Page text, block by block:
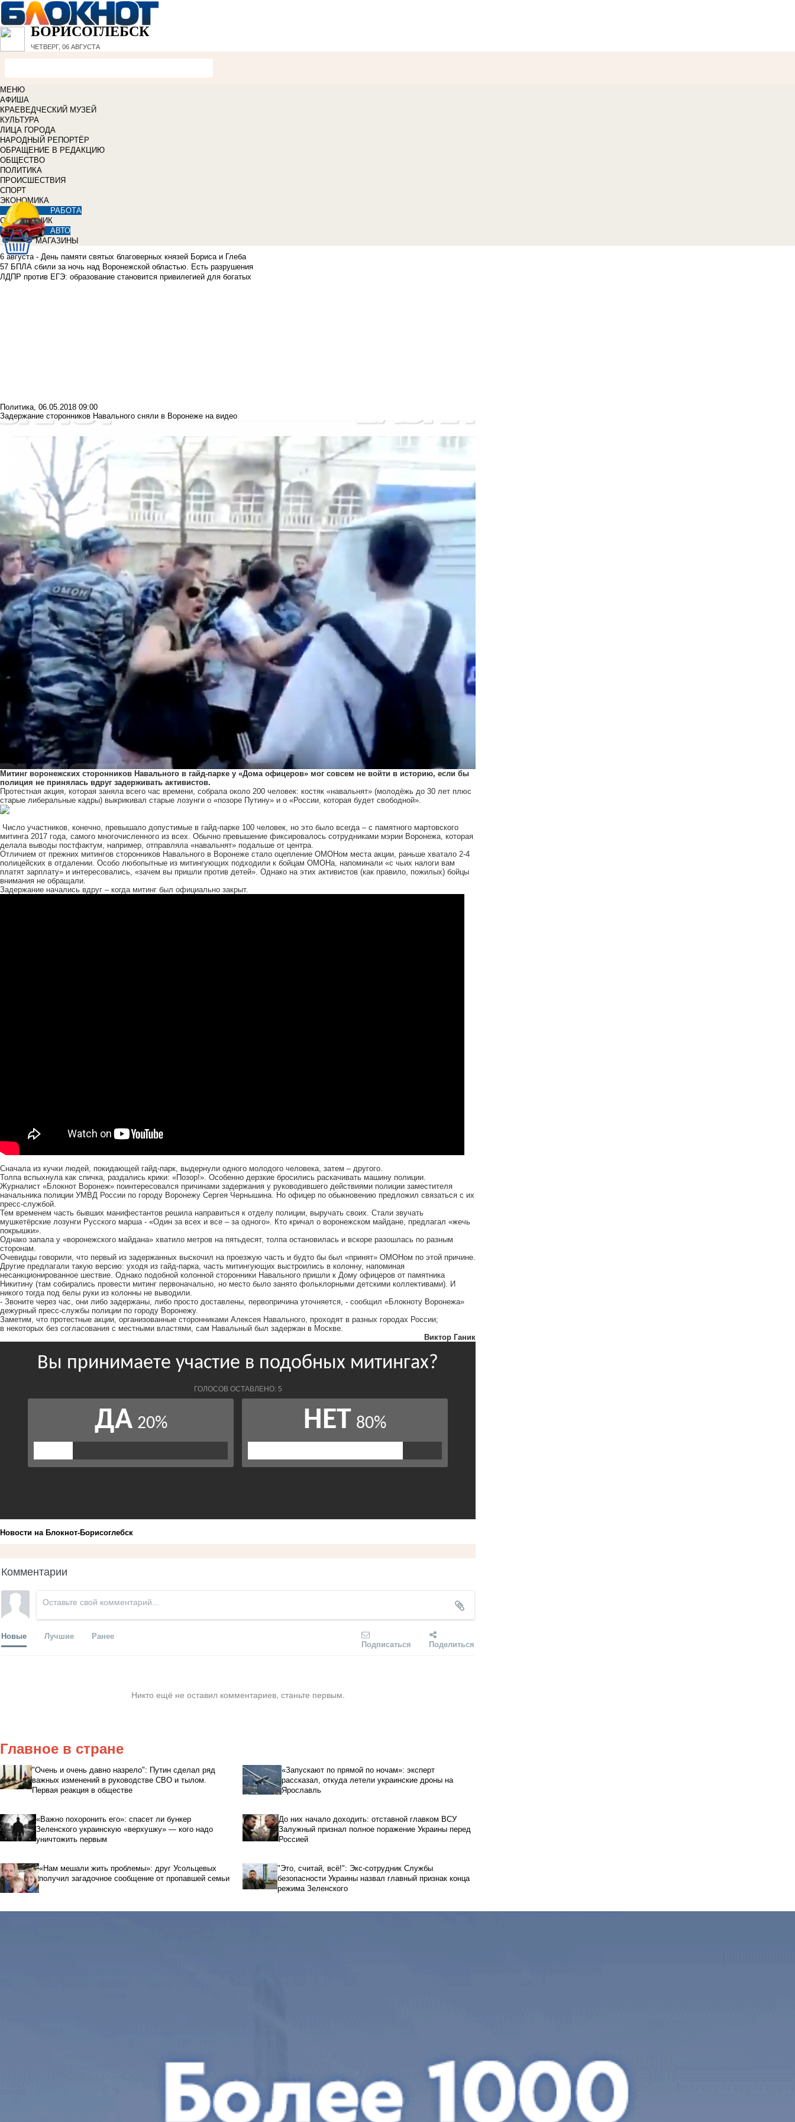
БОРИСОГЛЕБСК
ЧЕТВЕРГ, 06 АВГУСТА
МЕНЮ
АФИША
КРАЕВЕДЧЕСКИЙ МУЗЕЙ
КУЛЬТУРА
ЛИЦА ГОРОДА
НАРОДНЫЙ РЕПОРТЁР
ОБРАЩЕНИЕ В РЕДАКЦИЮ
ОБЩЕСТВО
ПОЛИТИКА
ПРОИСШЕСТВИЯ
СПОРТ
ЭКОНОМИКА
РАБОТА
СПРАВОЧНИК
АВТО
МАГАЗИНЫ
6 августа - День памяти святых благоверных князей Бориса и Глеба
57 БПЛА сбили за ночь над Воронежской областью. Есть разрушения
ЛДПР против ЕГЭ: образование становится привилегией для богатых
Политика, 06.05.2018 09:00
Задержание сторонников Навального сняли в Воронеже на видео
Митинг воронежских сторонников Навального в гайд-парке у «Дома офицеров» мог совсем не войти в историю, если бы
полиция не принялась вдруг задерживать активистов.
Протестная акция, которая заняла всего час времени, собрала около 200 человек: костяк «навальнят» (молодёжь до 30 лет плюс
старые либеральные кадры) выкрикивал старые лозунги о «позоре Путину» и о «России, которая будет свободной».
Число участников, конечно, превышало допустимые в гайд-парке 100 человек, но это было всегда – с памятного мартовского
митинга 2017 года, самого многочисленного из всех. Обычно превышение фиксировалось сотрудниками мэрии Воронежа, которая
делала выводы постфактум, например, отправляла «навальнят» подальше от центра.
Отличием от прежних митингов сторонников Навального в Воронеже стало оцепление ОМОНом места акции, раньше хватало 2-4
полицейских в отдалении. Особо любопытные из митингующих подходили к бойцам ОМОНа, напоминали «с чьих налоги вам
платят зарплату» и интересовались, «зачем вы пришли против детей». Однако на этих активистов (как правило, пожилых) бойцы
внимания не обращали.
Задержание начались вдруг – когда митинг был официально закрыт.
Сначала из кучки людей, покидающей гайд-парк, выдернули одного молодого человека, затем – другого.
Толпа вспыхнула как спичка, раздались крики: «Позор!». Особенно дерзкие бросились раскачивать машину полиции.
Журналист «Блокнот Воронеж» поинтересовался причинами задержания у руководившего действиями полиции заместителя
начальника полиции УМВД России по городу Воронежу Сергея Чернышина. Но офицер по обыкновению предложил связаться с их
пресс-службой.
Тем временем часть бывших манифестантов решила направиться к отделу полиции, выручать своих. Стали звучать
мушкетёрские лозунги Русского марша - «Один за всех и все – за одного». Кто кричал о воронежском майдане, предлагал «жечь
покрышки».
Однако запала у «воронежского майдана» хватило метров на пятьдесят, толпа остановилась и вскоре разошлась по разным
сторонам.
Очевидцы говорили, что первый из задержанных выскочил на проезжую часть и будто бы был «принят» ОМОНом по этой причине.
Другие предлагали такую версию: уходя из гайд-парка, часть митингующих выстроились в колонну, напоминая
несанкционированное шествие. Однако подобной колонной сторонники Навального пришли к Дому офицеров от памятника
Никитину (там собирались провести митинг первоначально, но место было занято фольклорными детскими коллективами). И
никого тогда под белы руки из колонны не выводили.
- Звоните через час, они либо задержаны, либо просто доставлены, первопричина уточняется, - сообщил «Блокноту Воронежа»
дежурный пресс-службы полиции по городу Воронежу.
Заметим, что протестные акции, организованные сторонниками Алексея Навального, проходят в разных городах России;
в некоторых без согласования с местными властями, сам Навальный был задержан в Москве.
Виктор Ганик
Новости на Блoкнoт-Борисоглебск
Комментарии
Новые Лучшие Ранее
Подписаться Поделиться
Никто ещё не оставил комментариев, станьте первым.
Главное в стране
"Очень и очень давно назрело": Путин сделал ряд
важных изменений в руководстве СВО и тылом.
Первая реакция в обществе
«Запускают по прямой по ночам»: эксперт
рассказал, откуда летели украинские дроны на
Ярославль
«Важно похоронить его»: спасет ли бункер
Зеленского украинскую «верхушку» — кого надо
уничтожить первым
До них начало доходить: отставной главком ВСУ
Залужный признал полное поражение Украины перед
Россией
«Нам мешали жить проблемы»: друг Усольцевых
получил загадочное сообщение от пропавшей семьи
"Это, считай, всё!": Экс-сотрудник Службы
безопасности Украины назвал главный признак конца
режима Зеленского